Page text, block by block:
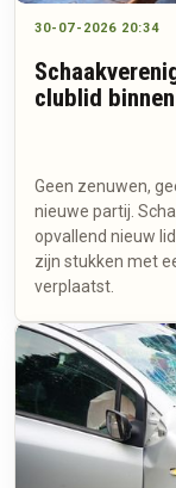
30-07-2026 20:34
clublid binnen
Geen zenuwen,
nieuwe partij.
opvallend nieuw
zijn stukken met
verplaatst.